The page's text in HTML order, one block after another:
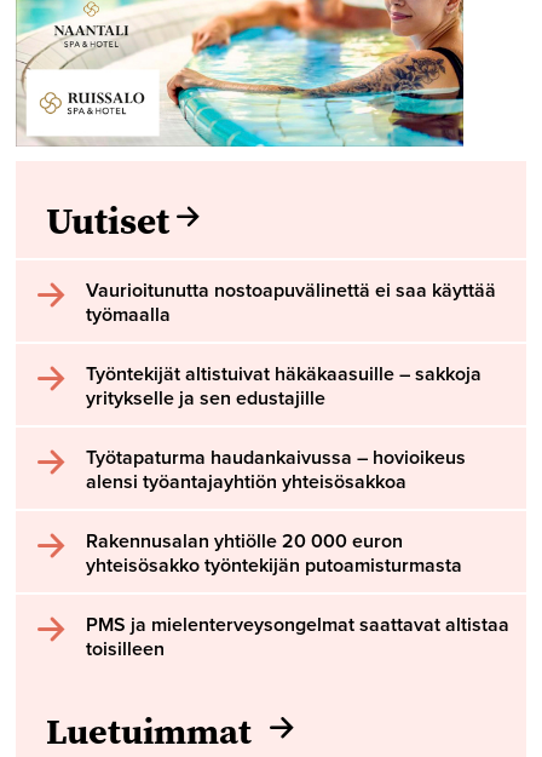
Uutiset
Vaurioitunutta nostoapuvälinettä ei saa käyttää
työmaalla
Työntekijät altistuivat häkäkaasuille – sakkoja
yritykselle ja sen edustajille
Työtapaturma haudankaivussa – hovioikeus
alensi työantajayhtiön yhteisösakkoa
Rakennusalan yhtiölle 20 000 euron
yhteisösakko työntekijän putoamisturmasta
PMS ja mielenterveysongelmat saattavat altistaa
toisilleen
Luetuimmat